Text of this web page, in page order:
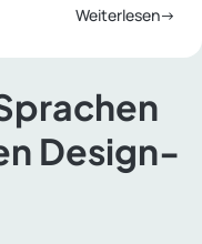
Weiterlesen→
Design-